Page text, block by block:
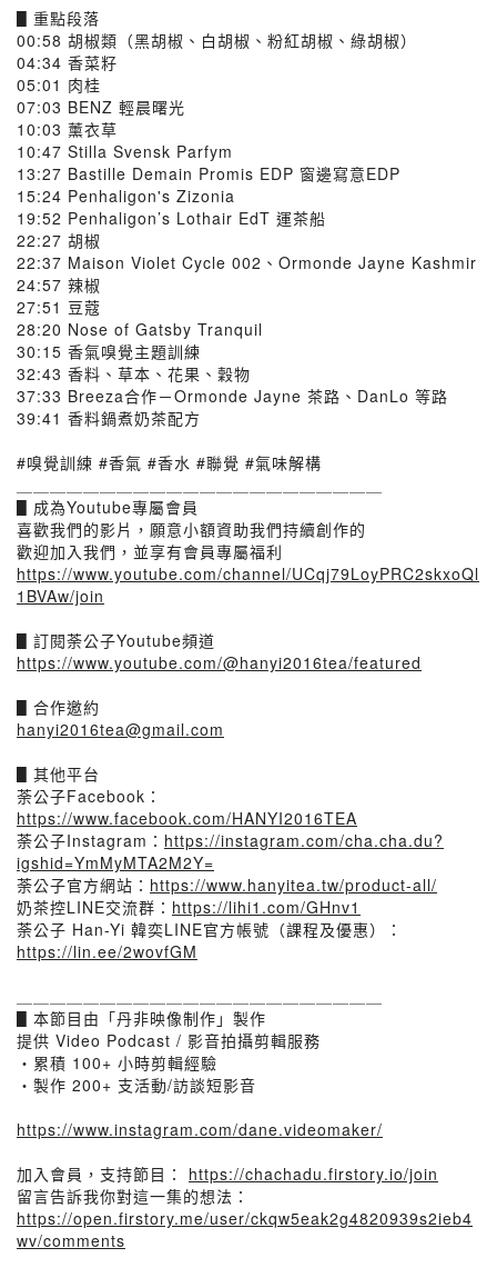
▋重點段落
00:58 胡椒類（黑胡椒、白胡椒、粉紅胡椒、綠胡椒）
04:34 香菜籽
05:01 肉桂
07:03 BENZ 輕晨曙光
10:03 薰衣草
10:47 Stilla Svensk Parfym
13:27 Bastille Demain Promis EDP 窗邊寫意EDP
15:24 Penhaligon's Zizonia
19:52 Penhaligon’s Lothair EdT 運茶船
22:27 胡椒
22:37 Maison Violet Cycle 002、Ormonde Jayne Kashmir
24:57 辣椒
27:51 豆蔻
28:20 Nose of Gatsby Tranquil
30:15 香氣嗅覺主題訓練
32:43 香料、草本、花果、穀物
37:33 Breeza合作－Ormonde Jayne 茶路、DanLo 等路
39:41 香料鍋煮奶茶配方
#嗅覺訓練 #香氣 #香水 #聯覺 #氣味解構
▋成為Youtube專屬會員
喜歡我們的影片，願意小額資助我們持續創作的
歡迎加入我們，並享有會員專屬福利
https://www.youtube.com/channel/UCqj79LoyPRC2skxoQl
1BVAw/join
▋訂閱荼公子Youtube頻道
https://www.youtube.com/@hanyi2016tea/featured
▋合作邀約
hanyi2016tea@gmail.com
▋其他平台
荼公子Facebook：
https://www.facebook.com/HANYI2016TEA
荼公子Instagram： https://instagram.com/cha.cha.du?
igshid=YmMyMTA2M2Y=
荼公子官方網站： https://www.hanyitea.tw/product-all/
奶茶控LINE交流群： https://lihi1.com/GHnv1
荼公子 Han-Yi 韓奕LINE官方帳號（課程及優惠）：
https://lin.ee/2wovfGM
▋本節目由「丹非映像制作」製作
提供 Video Podcast / 影音拍攝剪輯服務
・累積 100+ 小時剪輯經驗
・製作 200+ 支活動/訪談短影音
https://www.instagram.com/dane.videomaker/
加入會員，支持節目： https://chachadu.firstory.io/join
留言告訴我你對這一集的想法：
https://open.firstory.me/user/ckqw5eak2g4820939s2ieb4
wv/comments